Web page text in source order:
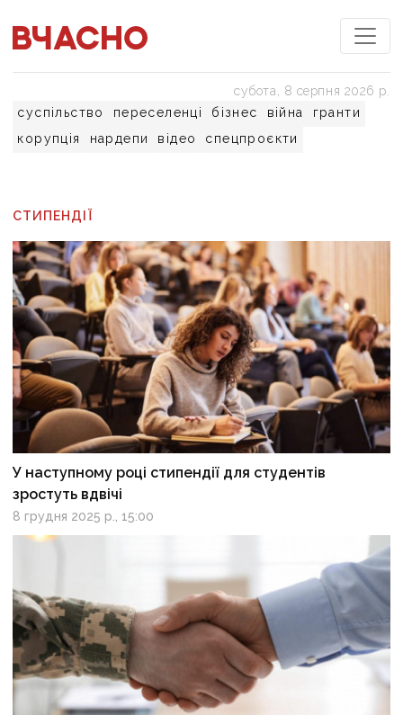
суспільство переселенці бізнес війна
гранти
корупція
нардепи відео спецпроєкти
субота, 8 серпня 2026 р.
СТИПЕНДІЇ
У наступному році стипендії для студентів
зростуть вдвічі
8 грудня 2025 р., 15:00